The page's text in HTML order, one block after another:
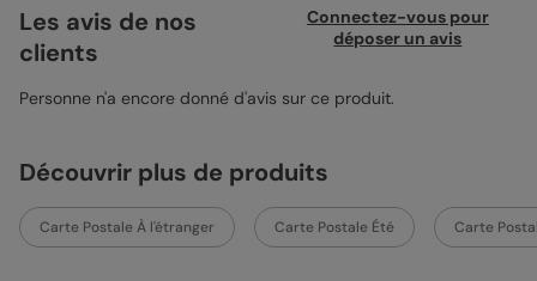
souvenirs de vacances ou adresser un simple coucou estival.
Vous pouvez personnaliser ce carnet avec vos photos et un
texte spécialement choisi pour vos proches. Pour une touche
s'accordent à merveille avec le papier satiné pelliculé
Les avis de nos
clients
Connectez-vous pour
déposer un avis
Personne n'a encore donné d'avis sur ce produit.
Découvrir plus de produits
Carte Postale À l'étranger Carte Postale Été Carte